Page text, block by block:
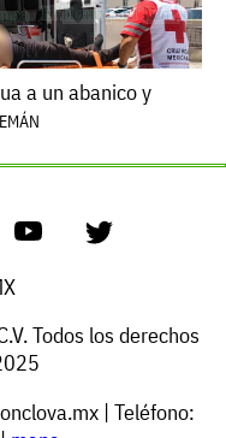
a un abanico y
Todos los derechos
| Teléfono: